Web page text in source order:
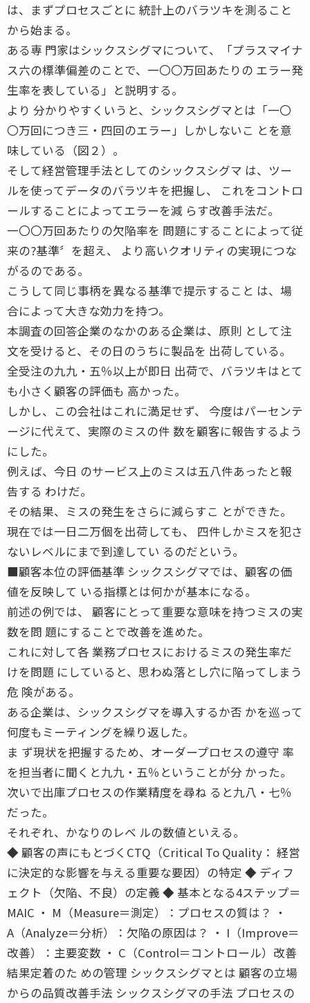
は、まずプロセスごとに 統計上のバラツキを測ること
から始まる。
ある専 門家はシックスシグマについて、「プラスマイナ
ス六の標準偏差のことで、一〇〇万回あたりの エラー発
生率を表している」と説明する。
より 分かりやすくいうと、シックスシグマとは「一〇
〇万回につき三・四回のエラー」しかしないこ とを意
味している（図２）。
そして経営管理手法としてのシックスシグマ は、ツー
ルを使ってデータのバラツキを把握し、 これをコントロ
ールすることによってエラーを減 らす改善手法だ。
一〇〇万回あたりの欠陥率を 問題にすることによって従
来の?基準〞を超え、 より高いクオリティの実現につな
がるのである。
こうして同じ事柄を異なる基準で提示すること は、場
合によって大きな効力を持つ。
本調査の回答企業のなかのある企業は、原則 として注
文を受けると、その日のうちに製品を 出荷している。
全受注の九九・五％以上が即日 出荷で、バラツキはとて
も小さく顧客の評価も 高かった。
しかし、この会社はこれに満足せず、 今度はパーセンテ
ージに代えて、実際のミスの件 数を顧客に報告するよう
にした。
例えば、今日 のサービス上のミスは五八件あったと報
告する わけだ。
その結果、ミスの発生をさらに減らすこ とができた。
現在では一日二万個を出荷しても、 四件しかミスを犯さ
ないレベルにまで到達してい るのだという。
■顧客本位の評価基準 シックスシグマでは、顧客の価
値を反映して いる指標とは何かが基本になる。
前述の例では、 顧客にとって重要な意味を持つミスの実
数を問 題にすることで改善を進めた。
これに対して各 業務プロセスにおけるミスの発生率だ
けを問題 にしていると、思わぬ落とし穴に陥ってしまう
危 険がある。
ある企業は、シックスシグマを導入するか否 かを巡って
何度もミーティングを繰り返した。
ま ず現状を把握するため、オーダープロセスの遵守 率
を担当者に聞くと九九・五％ということが分 かった。
次いで出庫プロセスの作業精度を尋ね ると九八・七％
だった。
それぞれ、かなりのレベ ルの数値といえる。
◆ 顧客の声にもとづくCTQ（Critical To Quality： 経営
に決定的な影響を与える重要な要因）の特定 ◆ ディフ
ェクト（欠陥、不良）の定義 ◆ 基本となる4ステップ＝
MAIC ・ M（Measure＝測定）：プロセスの質は？ ・
A（Analyze＝分析）：欠陥の原因は？ ・ I（Improve＝
改善）：主要変数 ・ C（Control＝コントロール）改善
結果定着のた めの管理 シックスシグマとは 顧客の立場
からの品質改善手法 シックスシグマの手法 プロセスの